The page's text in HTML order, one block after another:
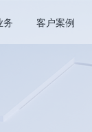
务 客户案例